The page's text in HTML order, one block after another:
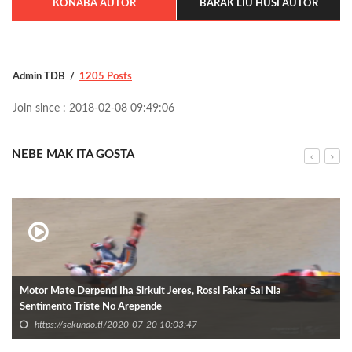
KONABA AUTOR BARAK LIU HUSI AUTOR
Admin TDB 1205 Posts
Join since : 2018-02-08 09:49:06
NEBE MAK ITA GOSTA
Motor Mate Derpenti Iha Sirkuit Jeres, Rossi Fakar Sai Nia
Sentimento Triste No Arepende
https://sekundo.tl/2020-07-20 10:03:47